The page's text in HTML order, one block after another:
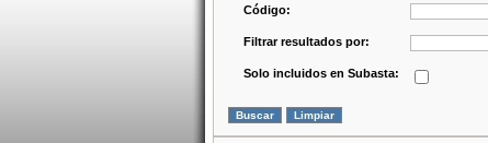
Código:
Filtrar resultados por:
Solo incluidos en Subasta: